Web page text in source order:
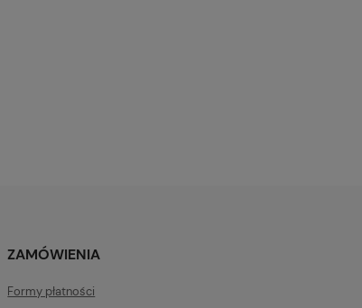
ZAMÓWIENIA
Formy płatności